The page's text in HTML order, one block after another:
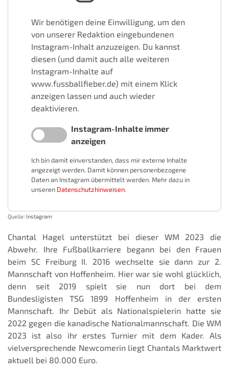
Wir benötigen deine Einwilligung, um den
von unserer Redaktion eingebundenen
Instagram-Inhalt anzuzeigen. Du kannst
diesen (und damit auch alle weiteren
Instagram-Inhalte auf
www.fussballfieber.de) mit einem Klick
anzeigen lassen und auch wieder
deaktivieren.
Instagram-Inhalte immer
anzeigen
Ich bin damit einverstanden, dass mir externe Inhalte
angezeigt werden. Damit können personenbezogene
Daten an Instagram übermittelt werden. Mehr dazu in
unseren Datenschutzhinweisen.
Quelle: Instagram
Chantal Hagel unterstützt bei dieser WM 2023 die
Abwehr. Ihre Fußballkarriere begann bei den Frauen
beim SC Freiburg II. 2016 wechselte sie dann zur 2.
Mannschaft von Hoffenheim. Hier war sie wohl glücklich,
denn seit 2019 spielt sie nun dort bei dem
Bundesligisten TSG 1899 Hoffenheim in der ersten
Mannschaft. Ihr Debüt als Nationalspielerin hatte sie
2022 gegen die kanadische Nationalmannschaft. Die WM
2023 ist also ihr erstes Turnier mit dem Kader. Als
vielversprechende Newcomerin liegt Chantals Marktwert
aktuell bei 80.000 Euro.